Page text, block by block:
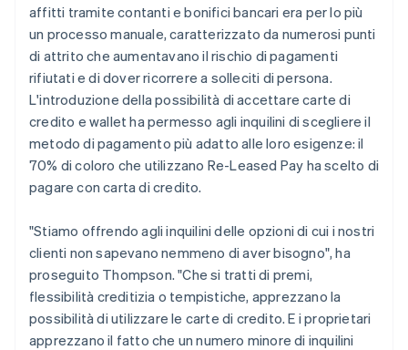
affitti tramite contanti e bonifici bancari era per lo più
un processo manuale, caratterizzato da numerosi punti
di attrito che aumentavano il rischio di pagamenti
rifiutati e di dover ricorrere a solleciti di persona.
L'introduzione della possibilità di accettare carte di
credito e wallet ha permesso agli inquilini di scegliere il
metodo di pagamento più adatto alle loro esigenze: il
70% di coloro che utilizzano Re-Leased Pay ha scelto di
pagare con carta di credito.
"Stiamo offrendo agli inquilini delle opzioni di cui i nostri
clienti non sapevano nemmeno di aver bisogno", ha
proseguito Thompson. "Che si tratti di premi,
flessibilità creditizia o tempistiche, apprezzano la
possibilità di utilizzare le carte di credito. E i proprietari
apprezzano il fatto che un numero minore di inquilini